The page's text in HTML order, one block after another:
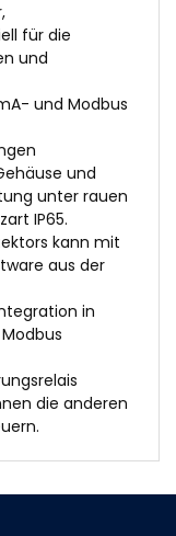
für die
und
und Modbus
und
unter rauen
IP65.
kann mit
aus der
in
die anderen